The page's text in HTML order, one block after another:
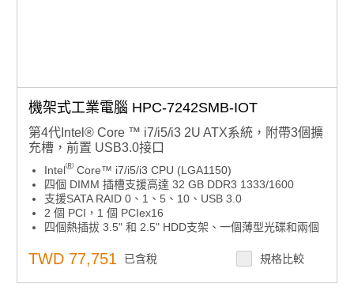
機架式工業電腦 HPC-7242SMB-IOT
第4代Intel® Core ™ i7/i5/i3 2U ATX系統，附帶3個擴
充槽，前置 USB3.0接口
Intel® Core™ i7/i5/i3 CPU (LGA1150)
四個 DIMM 插槽支援高達 32 GB DDR3 1333/1600
支援SATA RAID 0、1、5、10、USB 3.0
2 個 PCI，1 個 PCIex16
四個熱插拔 3.5" 和 2.5" HDD支架、一個薄型光碟和兩個
智慧遠端管理
前置系統風扇
智慧風扇速度控制
TWD 77,751 已含稅 規格比較